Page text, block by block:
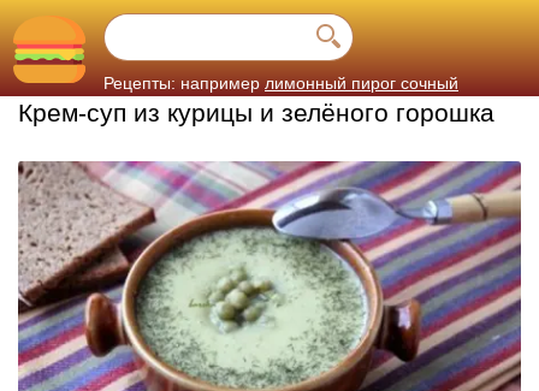
Рецепты: например лимонный пирог сочный
Крем-суп из курицы и зелёного горошка